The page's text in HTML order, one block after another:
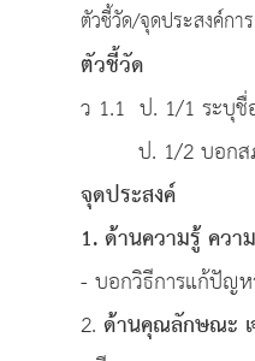
ตัวชี้วัด/จุดประสงค์กา
ตัวชี้วัด
ว 1.1 ป. 1/1 ระบุชื่
ป. 1/2 บอกสภา
จุดประสงค์
1. ด้านความรู้ ควา
- บอกวิธีการแก้ปัญห
2. ด้านคุณลักษณะ